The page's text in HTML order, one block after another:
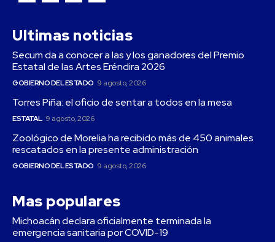
Ultimas noticias
Secum da a conocer a las y los ganadores del Premio
Estatal de las Artes Eréndira 2026
GOBIERNO DEL ESTADO 9 agosto, 2026
Torres Piña: el oficio de sentar a todos en la mesa
ESTATAL 9 agosto, 2026
Zoológico de Morelia ha recibido más de 450 animales
rescatados en la presente administración
GOBIERNO DEL ESTADO 9 agosto, 2026
Mas populares
Michoacán declara oficialmente terminada la
emergencia sanitaria por COVID-19